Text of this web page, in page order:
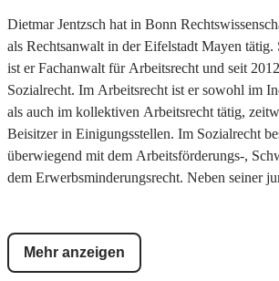
Dietmar Jentzsch hat in Bonn
als Rechtsanwalt in der Eifelstadt Mayen tätig.
ist er Fachanwalt für Arbeitsrecht und seit
Sozialrecht. Im Arbeitsrecht ist er sowohl im
als auch im kollektiven Arbeitsrecht tätig,
Beisitzer in Einigungsstellen. Im Sozialrecht
überwiegend mit dem Arbeitsförderungs-,
dem Erwerbsminderungsrecht. Neben seiner
Mehr anzeigen